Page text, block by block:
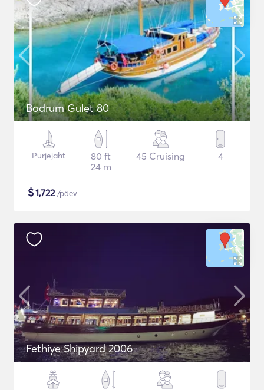
Bodrum Gulet 80
Purjejaht
80 ft
24 m
45 Cruising 4
$1,722/päev
Fethiye Shipyard 2006